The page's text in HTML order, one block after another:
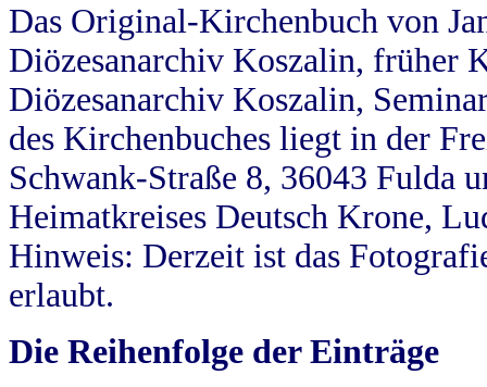
Das Original-Kirchenbuch von
Diözesanarchiv Koszalin, früher
Diözesanarchiv Koszalin,
des Kirchenbuches liegt in der
Schwank-Straße 8, 36043 Fulda
Heimatkreises Deutsch Krone,
Hinweis: Derzeit ist das
erlaubt.
Die Reihenfolge der Einträge